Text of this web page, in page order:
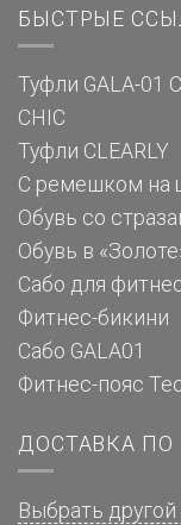
БЫСТРЫЕ
Туфли GALA-01
CHIC
Туфли CLEARLY
С ремешком на
Обувь со
Обувь в
Сабо для
Фитнес-бикини
Сабо GALA01
Фитнес-пояс
ДОСТАВКА ПО
Выбрать другой